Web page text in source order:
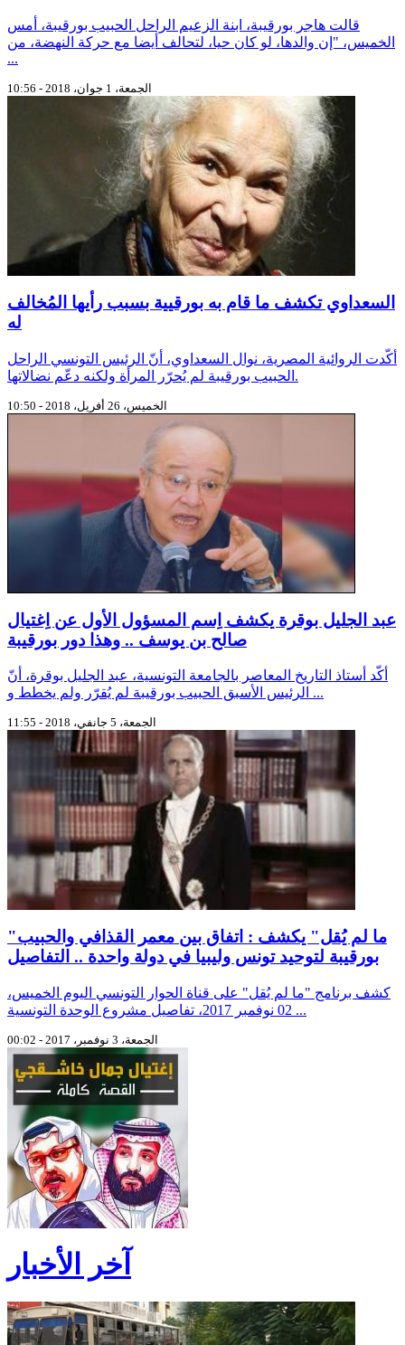
قالت هاجر بورقيبة، ابنة الزعيم الراحل الحبيب بورقيبة، أمس
الخميس، "إن والدها، لو كان حيا، لتحالف أيضا مع حركة النهضة، من
...
الجمعة، 1 جوان، 2018 - 10:56
السعداوي تكشف ما قام به بورقيية بسبب رأيها المُخالف
له
أكّدت الروائية المصرية، نوال السعداوي، أنّ الرئيس التونسي الراحل
الحبيب بورقيبة لم يُحرّر المرأة ولكنه دعّم نضالاتها.
الخميس، 26 أفريل، 2018 - 10:50
عبد الجليل بوقرة يكشف اِسم المسؤول الأول عن اِغتيال
صالح بن يوسف .. وهذا دور بورقيبة
أكّد أستاذ التاريخ المعاصر بالجامعة التونسية، عبد الجليل بوقرة، أنّ
الرئيس الأسبق الحبيب بورقيبة لم يُقرّر ولم يخطط و ...
الجمعة، 5 جانفي، 2018 - 11:55
"ما لم يُقل" يكشف : اتفاق بين معمر القذافي والحبيب
بورقيبة لتوحيد تونس وليبيا في دولة واحدة .. التفاصيل
كشف برنامج "ما لم يُقل" على قناة الحوار التونسي اليوم الخميس،
02 نوفمبر 2017، تفاصيل مشروع الوحدة التونسية ...
الجمعة، 3 نوفمبر، 2017 - 00:02
آخر الأخبار